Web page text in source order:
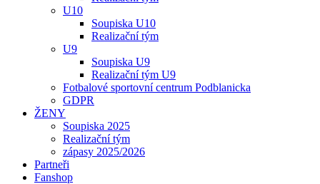
U10
Soupiska U10
Realizační tým
U9
Soupiska U9
Realizační tým U9
Fotbalové sportovní centrum Podblanicka
GDPR
ŽENY
Soupiska 2025
Realizační tým
zápasy 2025/2026
Partneři
Fanshop